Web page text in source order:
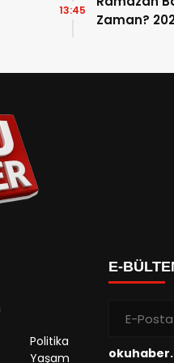
Zaman?
13:45
Politika
Yaşam
E-